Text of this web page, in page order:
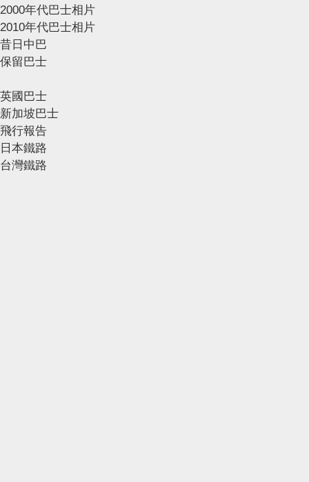
2000年代巴士相片
2010年代巴士相片
昔日中巴
保留巴士
英國巴士
新加坡巴士
飛行報告
日本鐵路
台灣鐵路